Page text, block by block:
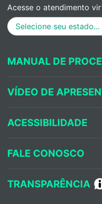
Acesse o atendimento
MANUAL DE
VÍDEO DE
ACESSIBILIDADE
FALE CONOSCO
TRANSPARÊNCIA